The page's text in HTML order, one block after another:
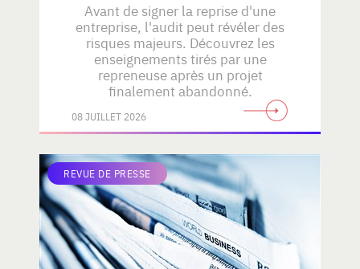
Avant de signer la reprise d'une
entreprise, l'audit peut révéler des
risques majeurs. Découvrez les
enseignements tirés par une
repreneuse après un projet
finalement abandonné.
08 JUILLET 2026
REVUE DE PRESSE